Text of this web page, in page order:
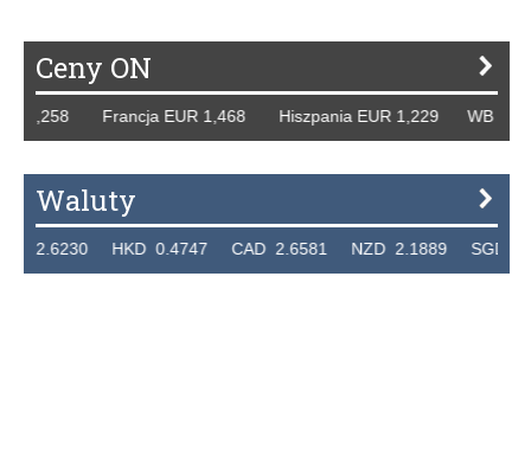
Ceny ON
Francja EUR 1,468 Hiszpania EUR 1,229 WB GBP
Waluty
HKD 0.4747 CAD 2.6581 NZD 2.1889 SGD